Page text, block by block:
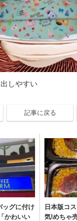
しやすい
記事に戻る